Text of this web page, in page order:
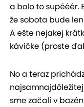
a bolo to supééér.
že sobota bude
A ešte nejakej
kávičke (proste
No a teraz
sme začali v